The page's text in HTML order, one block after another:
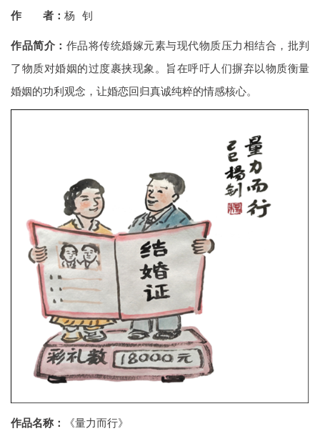
作 者： 杨 钊
作品简介： 作品将传统婚嫁元素与现代物质压力相结合，批判
了物质对婚姻的过度裹挟现象。旨在呼吁人们摒弃以物质衡量
婚姻的功利观念，让婚恋回归真诚纯粹的情感核心。
作品名称： 《量力而行》